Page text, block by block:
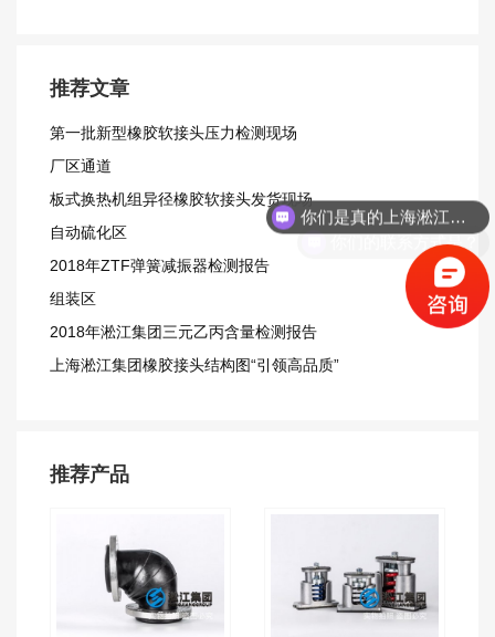
推荐文章
第一批新型橡胶软接头压力检测现场
厂区通道
板式换热机组异径橡胶软接头发货现场
自动硫化区
2018年ZTF弹簧减振器检测报告
组装区
2018年淞江集团三元乙丙含量检测报告
上海淞江集团橡胶接头结构图“引领高品质”
推荐产品
你们的联系方式是？